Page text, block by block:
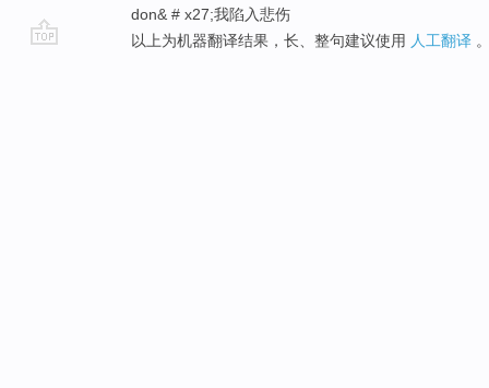
don& # x27;我陷入悲伤
以上为机器翻译结果，长、整句建议使用 人工翻译